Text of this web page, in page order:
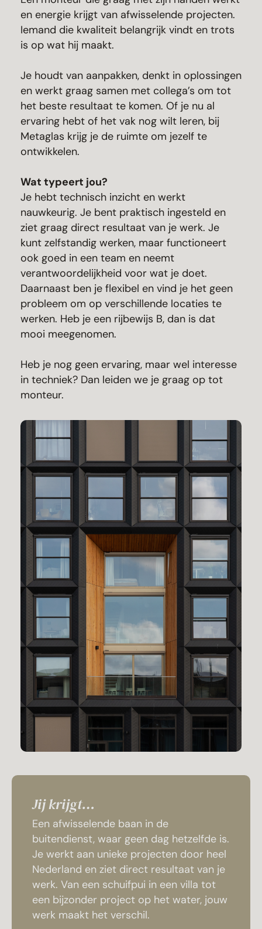
en energie krijgt van afwisselende projecten.
Iemand die kwaliteit belangrijk vindt en trots
is op wat hij maakt.
Je houdt van aanpakken, denkt in oplossingen
en werkt graag samen met collega’s om tot
het beste resultaat te komen. Of je nu al
ervaring hebt of het vak nog wilt leren, bij
Metaglas krijg je de ruimte om jezelf te
ontwikkelen.
Wat typeert jou?
Je hebt technisch inzicht en werkt
nauwkeurig. Je bent praktisch ingesteld en
ziet graag direct resultaat van je werk. Je
kunt zelfstandig werken, maar functioneert
ook goed in een team en neemt
verantwoordelijkheid voor wat je doet.
Daarnaast ben je flexibel en vind je het geen
probleem om op verschillende locaties te
werken. Heb je een rijbewijs B, dan is dat
mooi meegenomen.
Heb je nog geen ervaring, maar wel interesse
in techniek? Dan leiden we je graag op tot
monteur.
Jij krijgt…
Een afwisselende baan in de
buitendienst, waar geen dag hetzelfde is.
Je werkt aan unieke projecten door heel
Nederland en ziet direct resultaat van je
werk. Van een schuifpui in een villa tot
een bijzonder project op het water, jouw
werk maakt het verschil.